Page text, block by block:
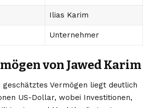
Ilias Karim
Unternehmer
von Jawed Karim
Vermögen liegt deutlich
US-Dollar, wobei Investitionen,